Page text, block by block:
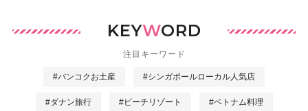
KEYWORD
注目キーワード
#バンコクお土産 #シンガポールローカル人気店
#ダナン旅行 #ビーチリゾート #ベトナム料理